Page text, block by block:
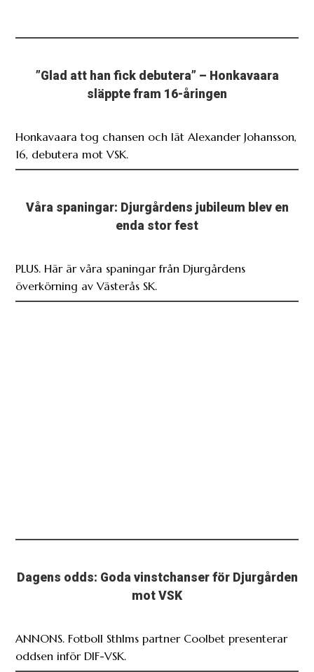
”Glad att han fick debutera” – Honkavaara
släppte fram 16-åringen
Honkavaara tog chansen och lät Alexander Johansson,
16, debutera mot VSK.
Våra spaningar: Djurgårdens jubileum blev en
enda stor fest
PLUS. Här är våra spaningar från Djurgårdens
överkörning av Västerås SK.
Dagens odds: Goda vinstchanser för Djurgården
mot VSK
ANNONS. Fotboll Sthlms partner Coolbet presenterar
oddsen inför DIF-VSK.